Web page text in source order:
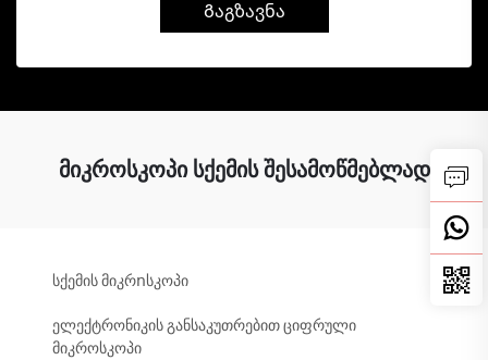
Გაგზავნა
მიკროსკოპი სქემის შესამოწმებლად
სქემის მიკრոსკოპი
ელექტრონიკის განსაკუთრებით ციფრული
მიკროსკოპი